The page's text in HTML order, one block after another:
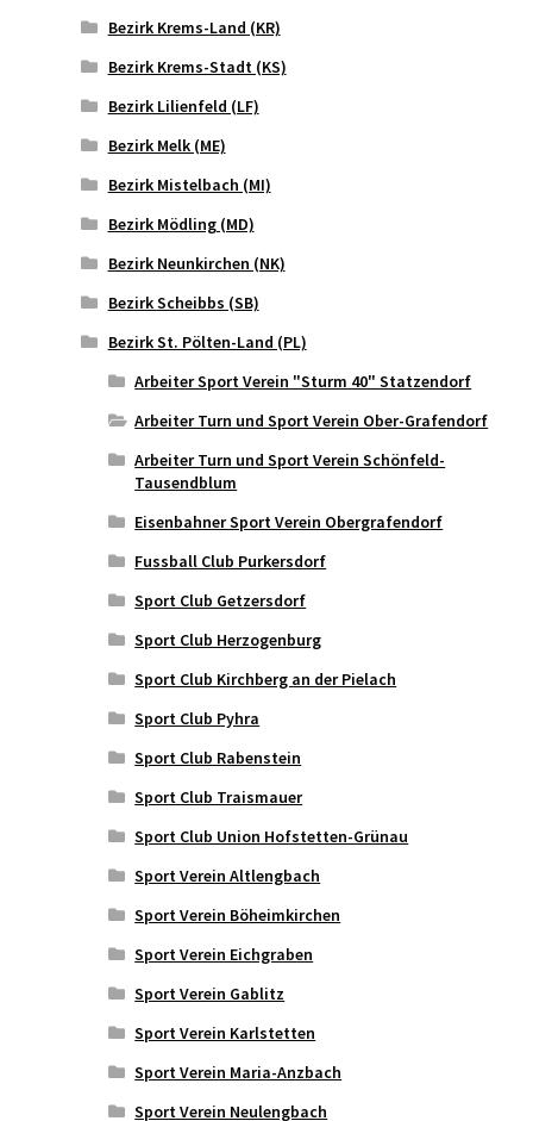
Bezirk Krems-Land (KR)
Bezirk Krems-Stadt (KS)
Bezirk Lilienfeld (LF)
Bezirk Melk (ME)
Bezirk Mistelbach (MI)
Bezirk Mödling (MD)
Bezirk Neunkirchen (NK)
Bezirk Scheibbs (SB)
Bezirk St. Pölten-Land (PL)
Arbeiter Sport Verein "Sturm 40" Statzendorf
Arbeiter Turn und Sport Verein Ober-Grafendorf
Arbeiter Turn und Sport Verein Schönfeld-
Tausendblum
Eisenbahner Sport Verein Obergrafendorf
Fussball Club Purkersdorf
Sport Club Getzersdorf
Sport Club Herzogenburg
Sport Club Kirchberg an der Pielach
Sport Club Pyhra
Sport Club Rabenstein
Sport Club Traismauer
Sport Club Union Hofstetten-Grünau
Sport Verein Altlengbach
Sport Verein Böheimkirchen
Sport Verein Eichgraben
Sport Verein Gablitz
Sport Verein Karlstetten
Sport Verein Maria-Anzbach
Sport Verein Neulengbach